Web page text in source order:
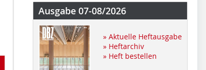
Ausgabe 07-08/2026
» Aktuelle Heftausgabe
» Heftarchiv
» Heft bestellen